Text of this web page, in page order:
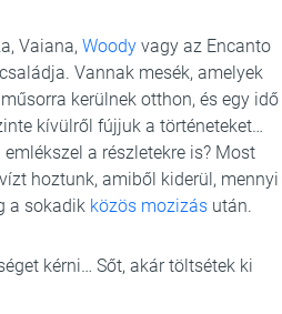
Vaiana, Woody vagy az Encanto
Vannak mesék, amelyek
kerülnek otthon, és egy idő
kívülről fújjuk a történeteket…
emlékszel a részletekre is? Most
hoztunk, amiből kiderül, mennyi
a sokadik közös mozizás után.
kérni… Sőt, akár töltsétek ki